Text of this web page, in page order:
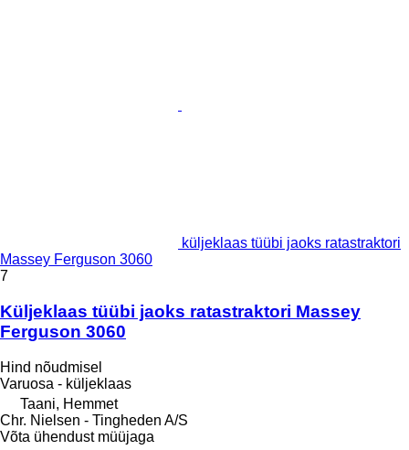
küljeklaas tüübi jaoks ratastraktori
Massey Ferguson 3060
7
Küljeklaas tüübi jaoks ratastraktori Massey
Ferguson 3060
Hind nõudmisel
Varuosa - küljeklaas
Taani, Hemmet
Chr. Nielsen - Tingheden A/S
Võta ühendust müüjaga